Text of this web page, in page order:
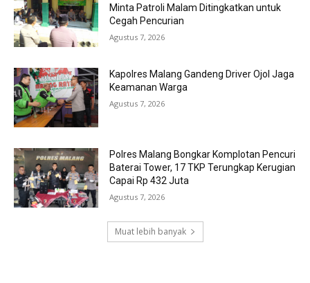
Minta Patroli Malam Ditingkatkan untuk
Cegah Pencurian
Agustus 7, 2026
Kapolres Malang Gandeng Driver Ojol Jaga
Keamanan Warga
Agustus 7, 2026
Polres Malang Bongkar Komplotan Pencuri
Baterai Tower, 17 TKP Terungkap Kerugian
Capai Rp 432 Juta
Agustus 7, 2026
Muat lebih banyak